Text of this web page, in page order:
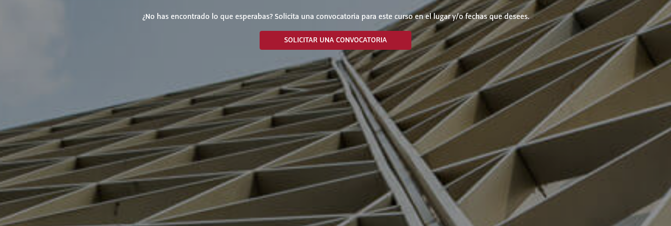
¿No has encontrado lo que esperabas? Solicita una convocatoria para este curso en el lugar y/o fechas que desees.
SOLICITAR UNA CONVOCATORIA